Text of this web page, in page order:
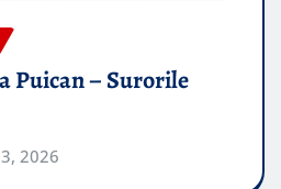
Puican – Surorile
2026